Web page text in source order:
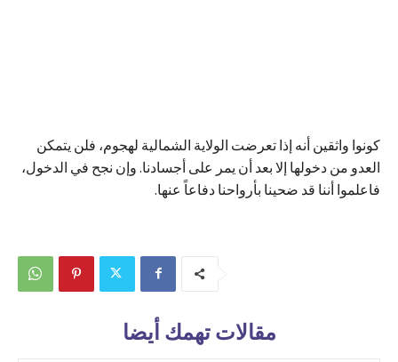
كونوا واثقين أنه إذا تعرضت الولاية الشمالية لهجوم، فلن يتمكن
العدو من دخولها إلا بعد أن يمر على أجسادنا. وإن نجح في الدخول،
فاعلموا أننا قد ضحينا بأرواحنا دفاعاً عنها.
مقالات تهمك أيضا